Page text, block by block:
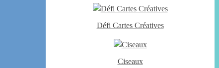
Défi Cartes Créatives
Ciseaux